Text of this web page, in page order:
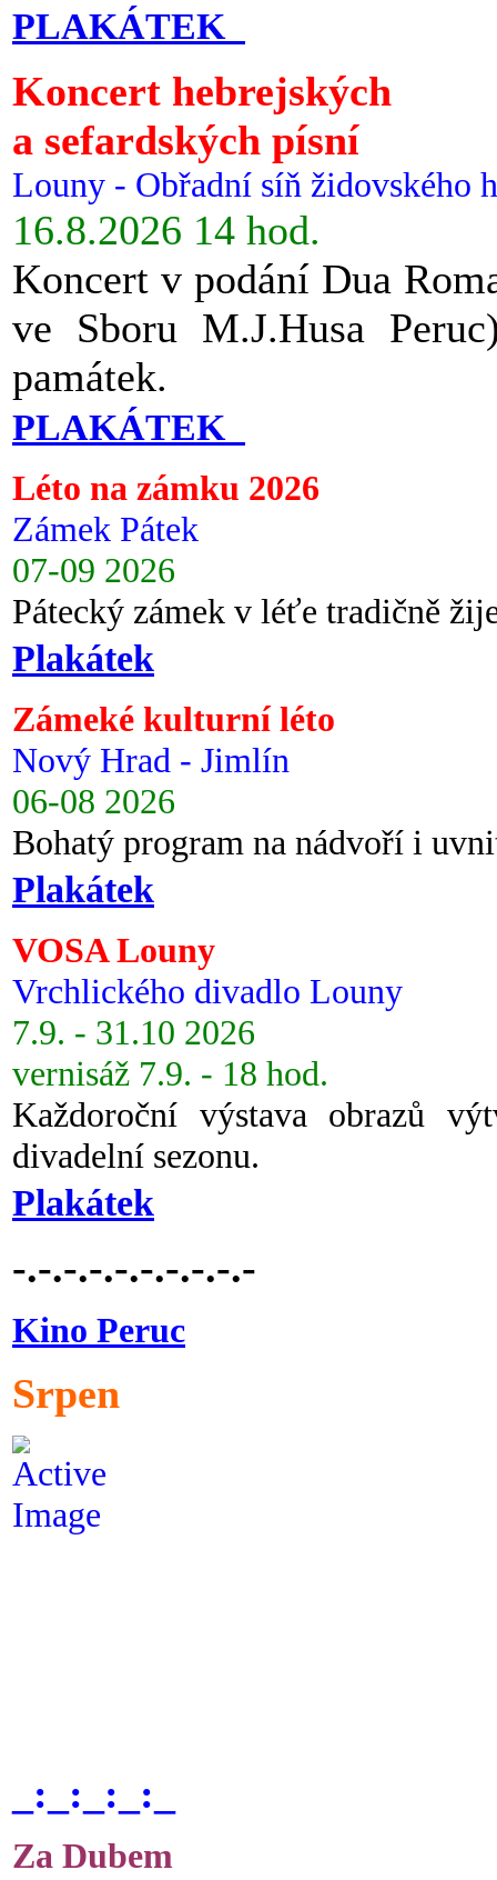
PLAKÁTEK
Koncert hebrejských
a sefardských písní
Louny - Obřadní síň židovského
16.8.2026 14 hod.
Koncert v podání Dua
ve Sboru M.J.Husa
památek.
PLAKÁTEK
Léto na zámku 2026
Zámek Pátek
07-09 2026
Pátecký zámek v léťe tradičně
Plakátek
Zámeké kulturní léto
Nový Hrad - Jimlín
06-08 2026
Bohatý program na nádvoří i
Plakátek
VOSA Louny
Vrchlického divadlo Louny
7.9. - 31.10 2026
vernisáž 7.9. - 18 hod.
Každoroční výstava obrazů
divadelní sezonu.
Plakátek
-.-.-.-.-.-.-.-.-.-
Kino Peruc
Srpen
_:_:_:_:_
Za Dubem